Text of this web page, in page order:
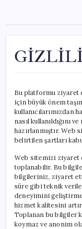
content
Bu platformu ziyaret
için büyük önem
kullanıcılarımızdan
nasıl kullanıldığını
hazırlanmıştır.
belirtilen şartları
Web sitemizi ziyaret
toplanabilir. Bu
bilgileriniz, ziyaret
süre gibi teknik
deneyimini
hizmet kalitesini
Toplanan bu bilgiler
koymaz ve anonim